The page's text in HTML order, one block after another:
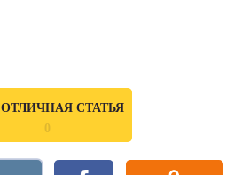
ОТЛИЧНАЯ СТАТЬЯ
0